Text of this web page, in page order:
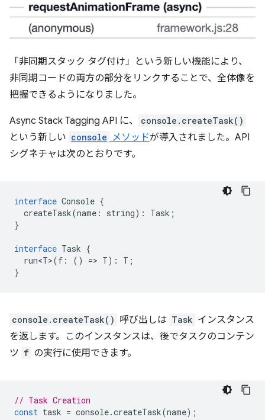
「非同期スタック タグ付け」という新しい機能により、
非同期コードの両方の部分をリンクすることで、全体像を
把握できるようになりました。
Async Stack Tagging API に、 console.createTask()
という新しい console メソッドが導入されました。API
シグネチャは次のとおりです。
interface Console {
createTask(name : string) : Task ;
}
interface Task {
run<T>(f : () => T) : T ;
}
console.createTask() 呼び出しは Task インスタンス
を返します。このインスタンスは、後でタスクのコンテン
ツ f の実行に使用できます。
// Task Creation
const task = console.createTask(name);